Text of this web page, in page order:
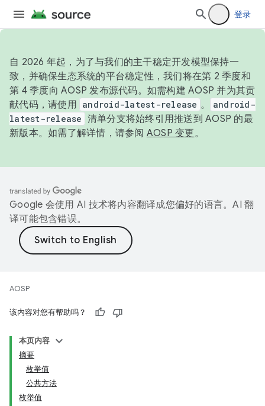
登录
自 2026 年起，为了与我们的主干稳定开发模型保持一
致，并确保生态系统的平台稳定性，我们将在第 2 季度和
第 4 季度向 AOSP 发布源代码。如需构建 AOSP 并为其贡
献代码，请使用 android-latest-release 。
android-
latest-release 清单分支将始终引用推送到 AOSP 的最
新版本。如需了解详情，请参阅 AOSP 变更。
Google 会使用 AI 技术将内容翻译成您偏好的语言。AI 翻
译可能包含错误。
AOSP
该内容对您有帮助吗？
本页内容
摘要
枚举值
公共方法
枚举值